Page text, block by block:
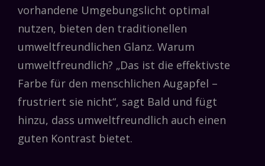
vorhandene Umgebungslicht optimal
nutzen, bieten den traditionellen
umweltfreundlichen Glanz. Warum
umweltfreundlich? „Das ist die effektivste
Farbe für den menschlichen Augapfel –
frustriert sie nicht“, sagt Bald und fügt
hinzu, dass umweltfreundlich auch einen
guten Kontrast bietet.